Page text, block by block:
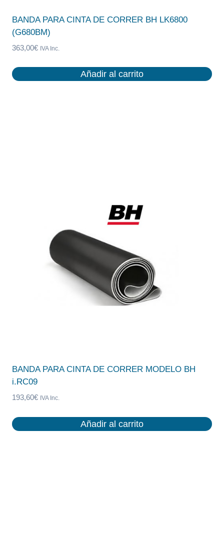
BANDA PARA CINTA DE CORRER BH LK6800
(G680BM)
363,00€ IVA Inc.
Añadir al carrito
BANDA PARA CINTA DE CORRER MODELO BH
i.RC09
193,60€ IVA Inc.
Añadir al carrito